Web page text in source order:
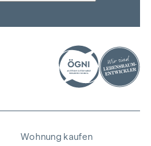
Wohnung kaufen